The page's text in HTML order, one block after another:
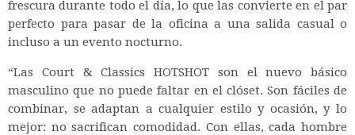
frescura durante todo el día, lo que las convierte en el par
perfecto para pasar de la oficina a una salida casual o
incluso a un evento nocturno.
“Las Court & Classics HOTSHOT son el nuevo básico
masculino que no puede faltar en el clóset. Son fáciles de
combinar, se adaptan a cualquier estilo y ocasión, y lo
mejor: no sacrifican comodidad. Con ellas, cada hombre